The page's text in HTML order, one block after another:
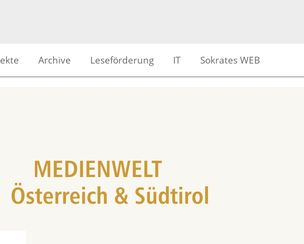
erleben
Archive
Alle Beiträge
Archiv Videodokumentationen
Leseförderung IT
ISOWeb
Sokrates WEB
APS Lehrerinnen (Sok WEB)